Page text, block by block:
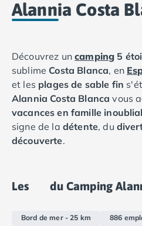
Camping Mont Saint Michel
Camping Erquy
Camping Saint-Cast-le-
Camping Finistère
Camping Benodet
Camping Brest
Camping Carantec
Camping Concarneau
Camping Plouescat
Camping Quimper
Camping Ille-et-Vilaine
Alannia Costa
Découvrez uncamping 5
sublime Costa Blanca, en
et les plages de sable fin
Alannia Costa Blancavous
vacances en famille
signe de la détente, du
découverte.
Les du Camping
Bord de mer - 25 km
886